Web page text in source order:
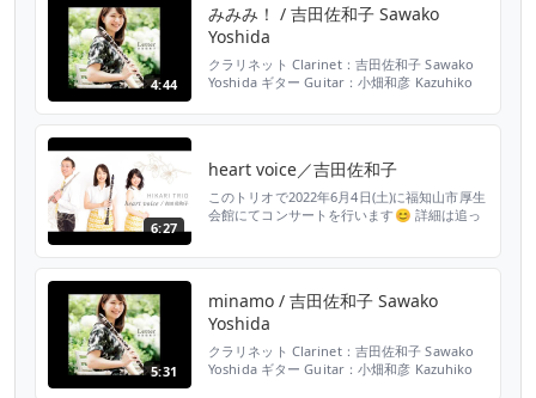
福知山(まち)をつなぐ！...
4:44
みみみ！ / 吉田佐和子 Sawako
Yoshida
クラリネット Clarinet：吉田佐和子 Sawako
Yoshida ギター Guitar：小畑和彦 Kazuhiko
ポート。 「くものはらっぱ」ではゲストボー
カルの石...
6:27
heart voice／吉田佐和子
このトリオで2022年6月4日(土)に福知山市厚生
会館にてコンサートを行います😊 詳細は追っ
5:31
minamo / 吉田佐和子 Sawako
Yoshida
クラリネット Clarinet：吉田佐和子 Sawako
Yoshida ギター Guitar：小畑和彦 Kazuhiko